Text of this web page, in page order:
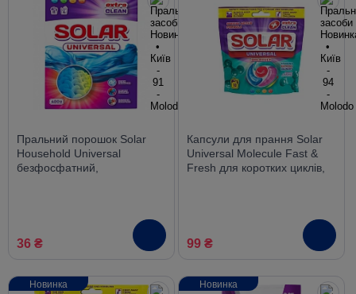
Пральний порошок Solar
Household Universal
безфосфатний,
36 ₴
Капсули для прання Solar
Universal Molecule Fast &
Fresh для коротких циклів,
99 ₴
Новинка Новинка